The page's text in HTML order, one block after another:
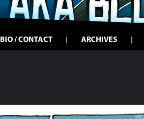
BIO / CONTACT ARCHIVES